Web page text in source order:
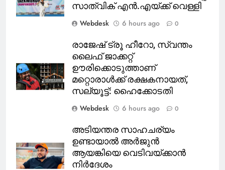
സാത്വിക് എൻ.എയ്ക്ക് വെള്ളി
Webdesk
6 hours ago 0
രാജേഷ് ട്രൂ ഹീറോ, സ്വന്തം
ലൈഫ് ജാക്കറ്റ്
ഊരിക്കൊടുത്താണ്
മറ്റൊരാള്‍ക്ക് രക്ഷകനായത്,
സല്യൂട്ട്: ഹൈക്കോടതി
Webdesk
6 hours ago 0
അടിയന്തര സാഹചര്യം
ഉണ്ടായാല്‍ അര്‍ജുന്‍
ആയങ്കിയെ വെടിവയ്ക്കാന്‍
നിര്‍ദേശം